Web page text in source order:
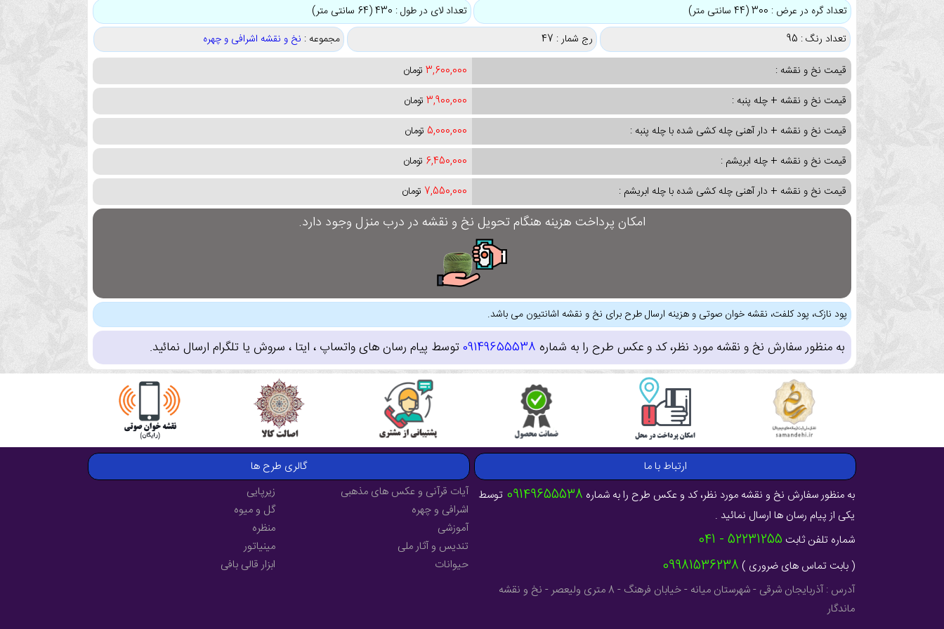
تعداد گره در عرض : 300 (44 سانتی متر)
تعداد لای در طول : 430 (64 سانتی متر)
تعداد رنگ : 95
رج شمار : 47 مجموعه : نخ و نقشه اشرافی و چهره
قیمت نخ و نقشه :
3,600,000 تومان
قیمت نخ و نقشه + چله پنبه :
3,900,000 تومان
قیمت نخ و نقشه + دار آهنی چله کشی شده با چله پنبه :
5,000,000 تومان
قیمت نخ و نقشه + چله ابریشم :
6,450,000 تومان
قیمت نخ و نقشه + دار آهنی چله کشی شده با چله ابریشم :
7,550,000 تومان
امکان پرداخت هزینه هنگام تحویل نخ و نقشه در درب منزل وجود دارد.
پود نازک، پود کلفت، نقشه خوان صوتی و هزینه ارسال طرح برای نخ و نقشه اشانتیون می باشد.
به منظور سفارش نخ و نقشه مورد نظر، کد و عکس طرح را به شماره 09149655538توسط پیام رسان های واتساپ ، ایتا ، سروش یا تلگرام ارسال نمائید.
ارتباط با ما
به منظور سفارش نخ و نقشه مورد نظر، کد و عکس طرح را به شماره 09149655538 توسط
یکی از پیام رسان ها ارسال نمائید .
شماره تلفن ثابت 52231255 - 041
( بابت تماس های ضروری ) 09981536238
آدرس : آذربایجان شرقی - شهرستان میانه - خیابان فرهنگ - 8 متری ولیعصر - نخ و نقشه
ماندگار
گالری طرح ها
آیات قرآنی و عکس های مذهبی
اشرافی و چهره
آموزشی
تندیس و آثار ملی
حیوانات
زیرپایی
گل و میوه
منظره
مینیاتور
ابزار قالی بافی